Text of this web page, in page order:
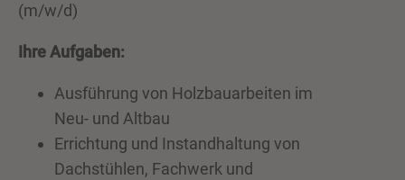
(m/w/d)
Ihre Aufgaben:
Ausführung von Holzbauarbeiten im
Neu- und Altbau
Errichtung und Instandhaltung von
Dachstühlen, Fachwerk und